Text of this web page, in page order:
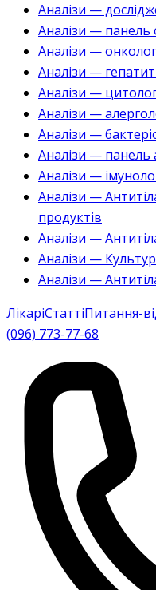
Аналізи —
Аналізи — панель
Аналізи —
Аналізи —
Аналізи —
Аналізи —
Аналізи —
Аналізи — панель
Аналізи —
Аналізи —
продуктів
Аналізи —
Аналізи —
Аналізи —
ЛікаріСтаттіПитання-
(096) 773-77-68